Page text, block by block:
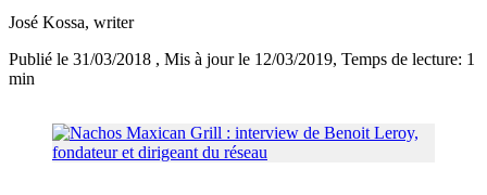
José Kossa, writer
Publié le 31/03/2018 , Mis à jour le 12/03/2019, Temps de lecture: 1
min